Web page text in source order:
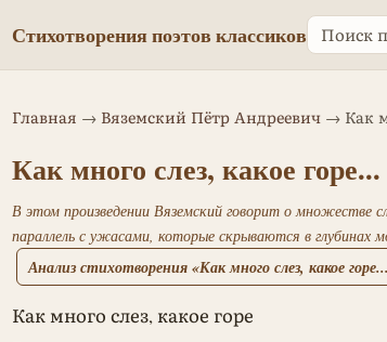
Стихотворения поэтов классиков
Главная → Вяземский Пётр Андреевич → Как
Как много слез, какое горе...
В этом произведении Вяземский говорит о множестве
параллель с ужасами, которые скрываются в глубинах
Анализ стихотворения «Как много слез, какое
Как много слез, какое горе